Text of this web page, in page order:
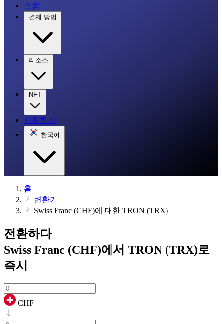
스왑
결제 방법
리소스
NFT
시작하기
한국어
홈
변환기
Swiss Franc (CHF)에 대한 TRON (TRX)
전환하다
Swiss Franc (CHF)에서 TRON (TRX)로
즉시
CHF